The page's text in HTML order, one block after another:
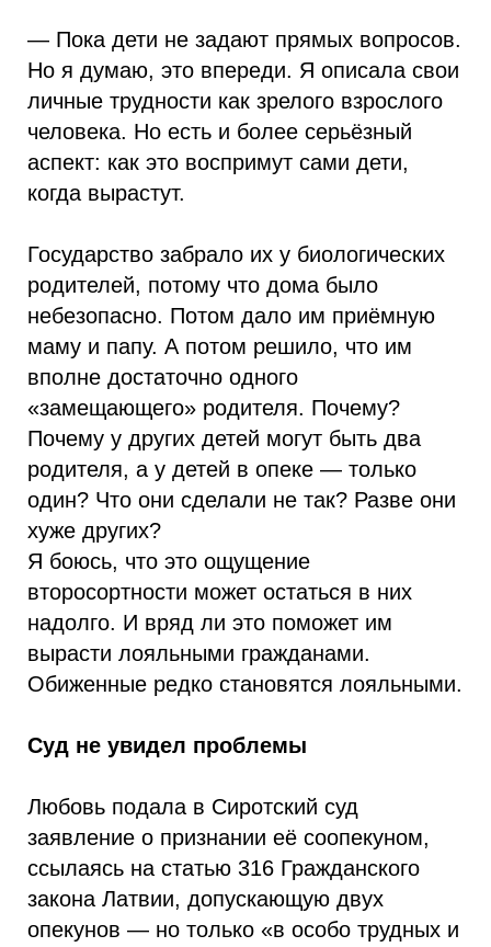
— Пока дети не задают прямых вопросов.
Но я думаю, это впереди. Я описала свои
личные трудности как зрелого взрослого
человека. Но есть и более серьёзный
аспект: как это воспримут сами дети,
когда вырастут.
Государство забрало их у биологических
родителей, потому что дома было
небезопасно. Потом дало им приёмную
маму и папу. А потом решило, что им
вполне достаточно одного
«замещающего» родителя. Почему?
Почему у других детей могут быть два
родителя, а у детей в опеке — только
один? Что они сделали не так? Разве они
хуже других?
Я боюсь, что это ощущение
второсортности может остаться в них
надолго. И вряд ли это поможет им
вырасти лояльными гражданами.
Обиженные редко становятся лояльными.
Суд не увидел проблемы
Любовь подала в Сиротский суд
заявление о признании её соопекуном,
ссылаясь на статью 316 Гражданского
закона Латвии, допускающую двух
опекунов — но только «в особо трудных и